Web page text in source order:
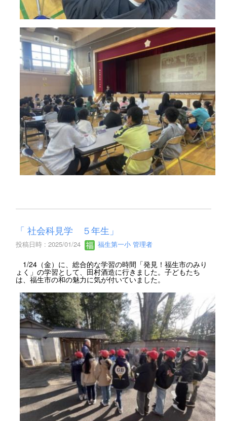
「 社会科見学 ５年生」
投稿日時 : 2025/01/24 福生第一小 管理者
1/24（金）に、総合的な学習の時間「発見！福生市のみり
ょく」の学習として、田村酒造に行きました。子どもたち
は、福生市の和の魅力に気が付いていました。